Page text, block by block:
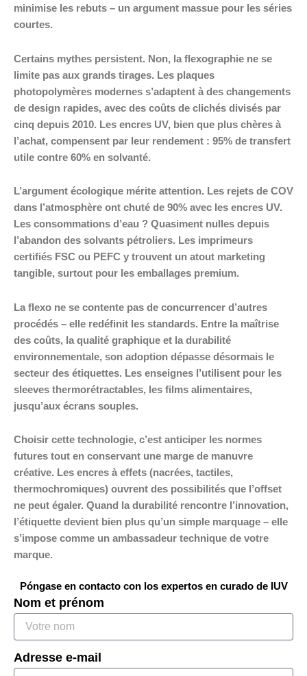
minimise les rebuts – un argument massue pour les séries
courtes.
Certains mythes persistent. Non, la flexographie ne se
limite pas aux grands tirages. Les plaques
photopolymères modernes s’adaptent à des changements
de design rapides, avec des coûts de clichés divisés par
cinq depuis 2010. Les encres UV, bien que plus chères à
l’achat, compensent par leur rendement : 95% de transfert
utile contre 60% en solvanté.
L’argument écologique mérite attention. Les rejets de COV
dans l’atmosphère ont chuté de 90% avec les encres UV.
Les consommations d’eau ? Quasiment nulles depuis
l’abandon des solvants pétroliers. Les imprimeurs
certifiés FSC ou PEFC y trouvent un atout marketing
tangible, surtout pour les emballages premium.
La flexo ne se contente pas de concurrencer d’autres
procédés – elle redéfinit les standards. Entre la maîtrise
des coûts, la qualité graphique et la durabilité
environnementale, son adoption dépasse désormais le
secteur des étiquettes. Les enseignes l’utilisent pour les
sleeves thermorétractables, les films alimentaires,
jusqu’aux écrans souples.
Choisir cette technologie, c’est anticiper les normes
futures tout en conservant une marge de manuvre
créative. Les encres à effets (nacrées, tactiles,
thermochromiques) ouvrent des possibilités que l’offset
ne peut égaler. Quand la durabilité rencontre l’innovation,
l’étiquette devient bien plus qu’un simple marquage – elle
s’impose comme un ambassadeur technique de votre
marque.
Póngase en contacto con los expertos en curado de IUV
Nom et prénom
Adresse e-mail